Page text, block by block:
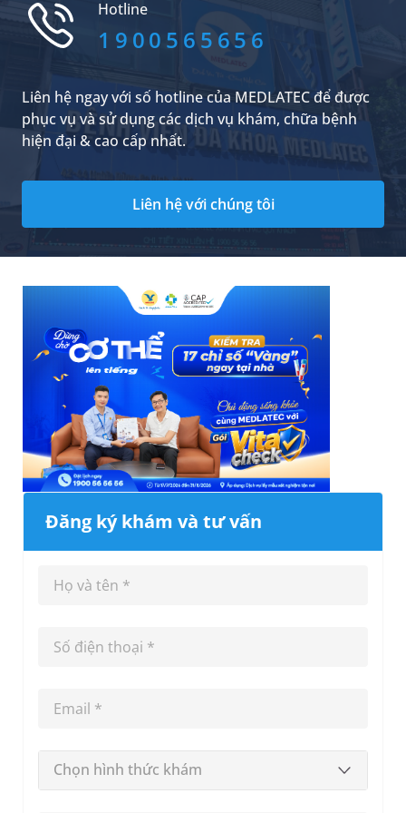
đoán và điều trị đúng thời điểm, tình trạng rách
đứt gân chi dưới có thể gây hạn chế vận động,
teo cơ và ảnh hưởng lâu dài đến khả năng đi lại
Hotline
1900565656
Liên hệ ngay với số hotline của MEDLATEC để được
phục vụ và sử dụng các dịch vụ khám, chữa bệnh
hiện đại & cao cấp nhất.
Liên hệ với chúng tôi
Đăng ký khám và tư vấn
Chọn hình thức khám